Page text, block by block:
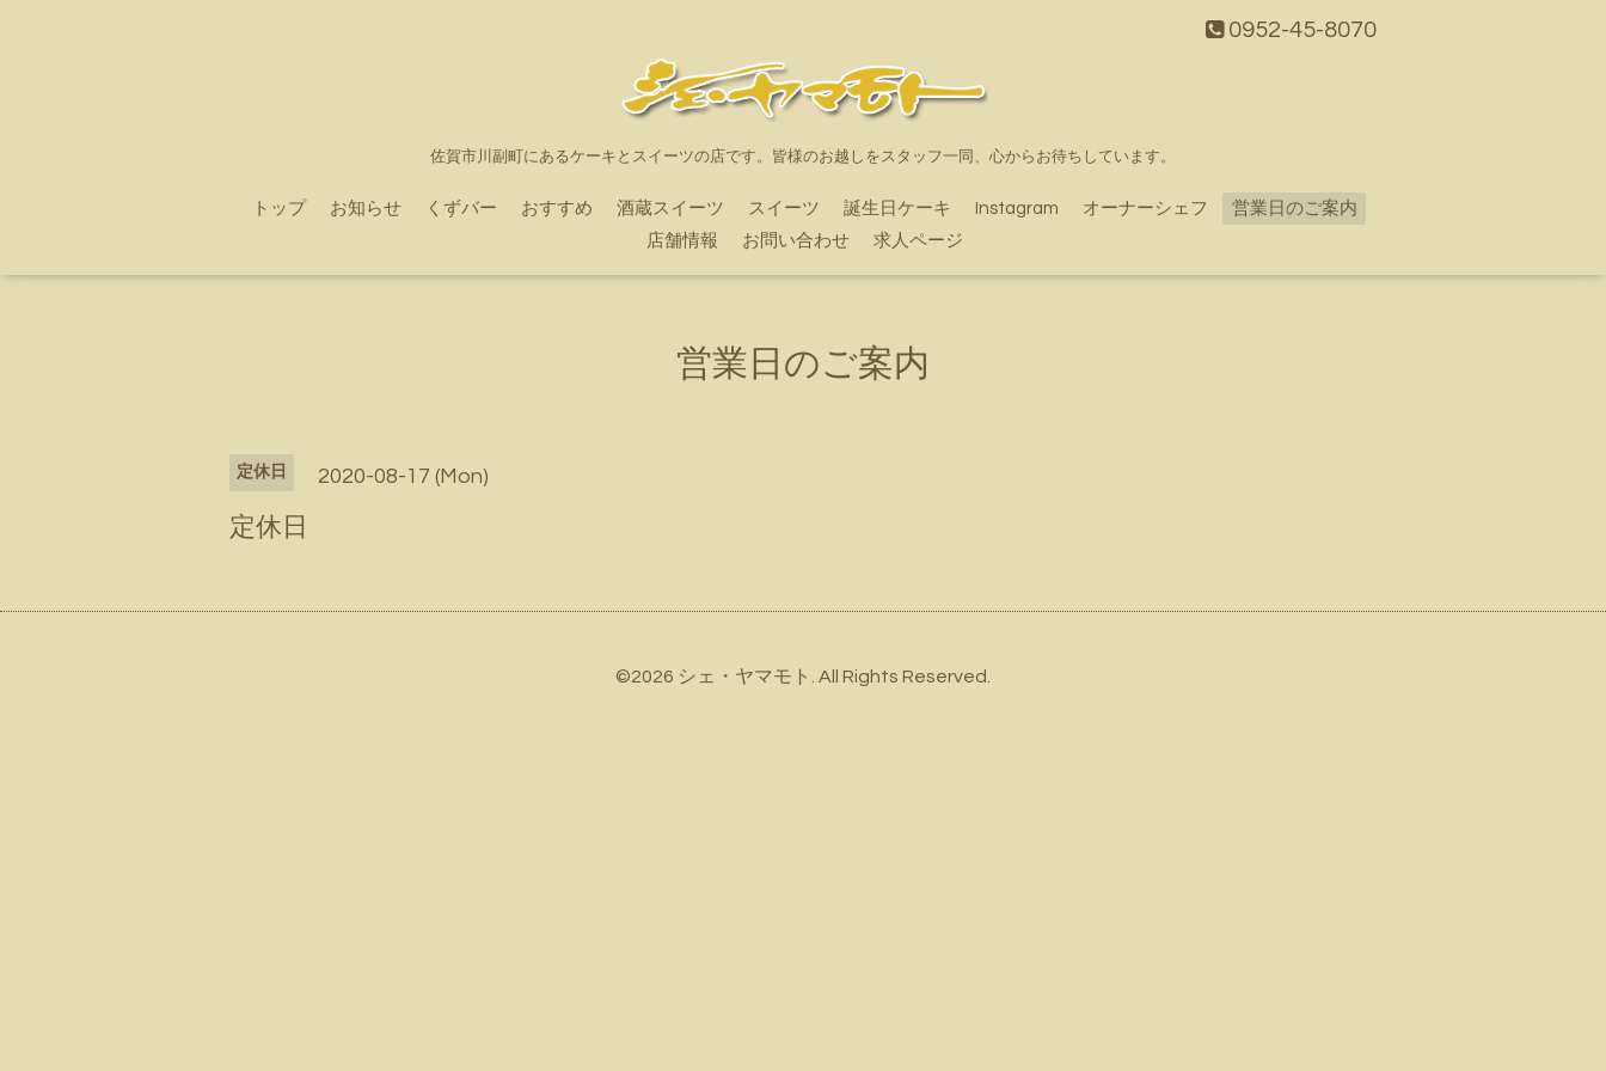
0952-45-8070
佐賀市川副町にあるケーキとスイーツの店です。皆様のお越しをスタッフ一同、心からお待ちしています。
トップ お知らせ くずバー おすすめ 酒蔵スイーツ スイーツ 誕生日ケーキ Instagram オーナーシェフ
営業日のご案内
店舗情報
お問い合わせ 求人ページ
営業日のご案内
定休日 2020-08-17 (Mon)
定休日
©2026 シェ・ヤマモト . All Rights Reserved.